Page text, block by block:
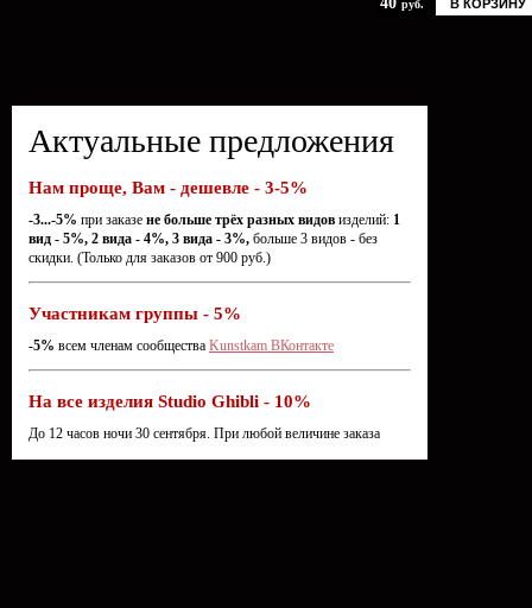
руб. В КОРЗИНУ
Актуальные предложения
Нам проще, Вам - дешевле - 3-5%
-3...-5% при заказе не больше трёх разных видов изделий: 1
вид - 5%, 2 вида - 4%, 3 вида - 3%, больше 3 видов - без
скидки. (Только для заказов от 900 руб.)
Участникам группы - 5%
-5% всем членам сообщества Kunstkam ВКонтакте
На все изделия Studio Ghibli - 10%
До 12 часов ночи 30 сентября. При любой величине заказа